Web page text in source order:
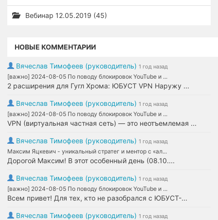
Вебинар 12.05.2019 (45)
НОВЫЕ КОММЕНТАРИИ
Вячеслав Тимофеев (руководитель) 1 год назад
[важно] 2024-08-05 По поводу блокировок YouTube и ...
2 расширения для Гугл Хрома: ЮБУСТ VPN Наружу ...
Вячеслав Тимофеев (руководитель) 1 год назад
[важно] 2024-08-05 По поводу блокировок YouTube и ...
VPN (виртуальная частная сеть) — это неотъемлемая ...
Вячеслав Тимофеев (руководитель) 1 год назад
Максим Яцкевич - уникальный стратег и ментор с «ал...
Дорогой Максим! В этот особенный день (08.10....
Вячеслав Тимофеев (руководитель) 1 год назад
[важно] 2024-08-05 По поводу блокировок YouTube и ...
Всем привет! Для тех, кто не разобрался с ЮБУСТ-...
Вячеслав Тимофеев (руководитель) 1 год назад